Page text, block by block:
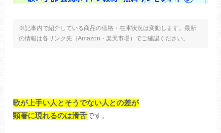
※記事内で紹介している商品の価格・在庫状況は変動します。最新
の情報は各リンク先（Amazon・楽天市場）でご確認ください。
歌が上手い人とそうでない人との差が
顕著に現れるのは滑舌です。